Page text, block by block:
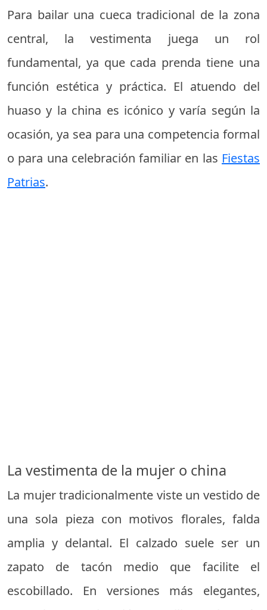
Para bailar una cueca tradicional de la zona
central, la vestimenta juega un rol
fundamental, ya que cada prenda tiene una
función estética y práctica. El atuendo del
huaso y la china es icónico y varía según la
ocasión, ya sea para una competencia formal
o para una celebración familiar en las Fiestas
Patrias.
La vestimenta de la mujer o china
La mujer tradicionalmente viste un vestido de
una sola pieza con motivos florales, falda
amplia y delantal. El calzado suele ser un
zapato de tacón medio que facilite el
escobillado. En versiones más elegantes,